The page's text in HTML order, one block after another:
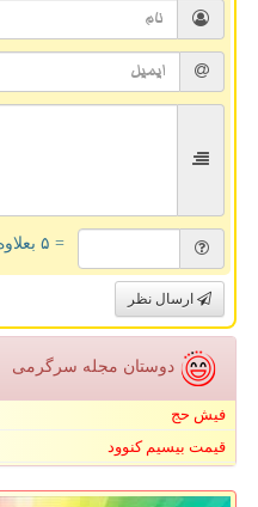
= ۵ بعلاوه ۱
ارسال نظر
دوستان مجله سرگرمی
فیش حج
قیمت بیسیم کنوود